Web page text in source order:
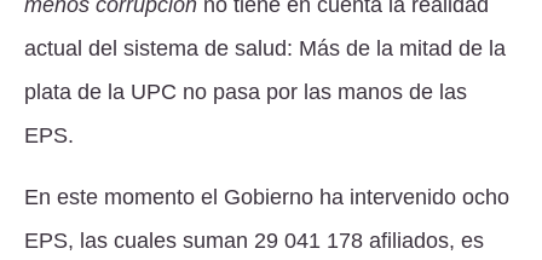
actual del sistema de salud: Más de la mitad de la
plata de la UPC no pasa por las manos de las
EPS.
En este momento el Gobierno ha intervenido ocho
EPS, las cuales suman 29 041 178 afiliados, es